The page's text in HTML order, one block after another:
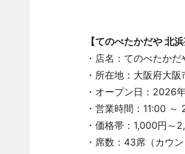
【てのべたかだや 北浜
・店名：てのべたか
・所在地：大阪府大
・オープン日：2026
・営業時間：11:00 ～
・価格帯：1,000円～
・席数：43席（カウ